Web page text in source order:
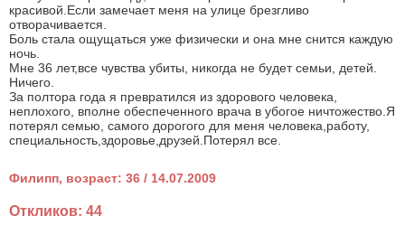
красивой.Если замечает меня на улице брезгливо
отворачивается.
Боль стала ощущаться уже физически и она мне снится каждую
ночь.
Мне 36 лет,все чувства убиты, никогда не будет семьи, детей.
Ничего.
За полтора года я превратился из здорового человека,
неплохого, вполне обеспеченного врача в убогое ничтожество.Я
потерял семью, самого дорогого для меня человека,работу,
специальность,здоровье,друзей.Потерял все.
Филипп, возраст: 36 / 14.07.2009
Откликов: 44